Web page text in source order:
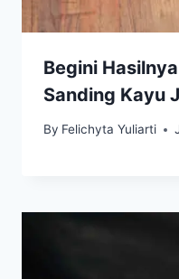
Begini
Sanding Kayu
By Felichyta Yuliarti